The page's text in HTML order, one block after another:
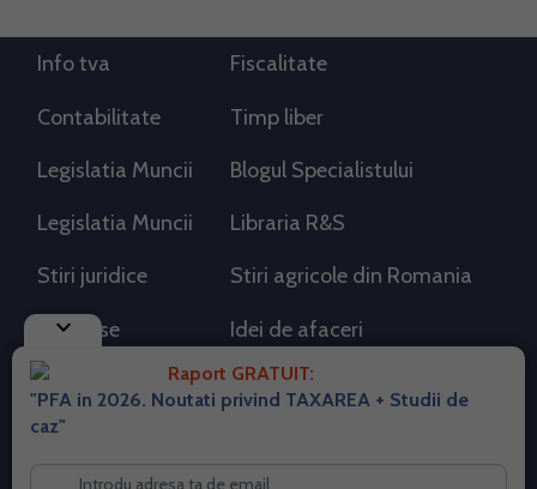
keyboard_arrow_down
Raport GRATUIT:
"PFA in 2026. Noutati privind TAXAREA + Studii de
caz"
Info tva Fiscalitate
Contabilitate Timp liber
Legislatia Muncii Blogul Specialistului
Legislatia Muncii Libraria R&S
Stiri juridice Stiri agricole din Romania
AdSense Idei de afaceri
RSS Flux RSS 2.0
Despre cookies